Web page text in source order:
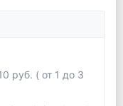
руб. ( от 1 до 3